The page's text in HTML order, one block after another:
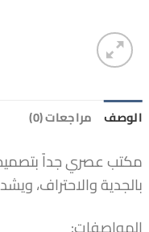
الوصف مراجعات (0)
مكتب عصري جداً
بالجدية والاحتراف،